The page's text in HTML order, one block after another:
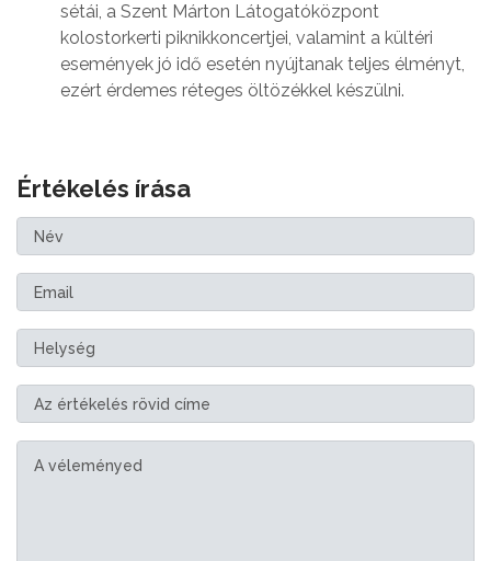
sétái, a Szent Márton Látogatóközpont
kolostorkerti piknikkoncertjei, valamint a kültéri
események jó idő esetén nyújtanak teljes élményt,
ezért érdemes réteges öltözékkel készülni.
Értékelés írása